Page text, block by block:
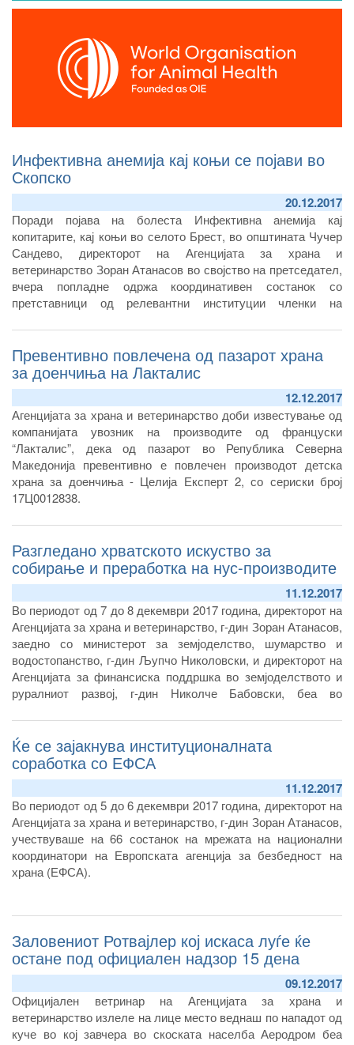
Инфективна анемија кај коњи се појави во
Скопско
20.12.2017
Поради појава на болеста Инфективна анемија кај
копитарите, кај коњи во селото Брест, во општината Чучер
Сандево, директорот на Агенцијата за храна и
ветеринарство Зоран Атанасов во својство на претседател,
вчера попладне одржа координативен состанок со
претставници од релевантни институции членки на
Превентивно повлечена од пазарот храна
за доенчиња на Лакталис
12.12.2017
Агенцијата за храна и ветеринарство доби известување од
компанијата увозник на производите од француски
“Лакталис”, дека од пазарот во Република Северна
Македонија превентивно е повлечен производот детска
храна за доeнчиња - Целија Експерт 2, со сериски број
17Ц0012838.
Разгледано хрватското искуство за
собирање и преработка на нус-производите
11.12.2017
Во периодот од 7 до 8 декември 2017 година, директорот на
Агенцијата за храна и ветеринарство, г-дин Зоран Атанасов,
заедно со министерот за земјоделство, шумарство и
водостопанство, г-дин Љупчо Николовски, и директорот на
Агенцијата за финансиска поддршка во земјоделството и
руралниот развој, г-дин Николче Бабовски, беа во
Ќе се зајакнува институционалната
соработка со ЕФСА
11.12.2017
Во периодот од 5 до 6 декември 2017 година, директорот на
Агенцијата за храна и ветеринарство, г-дин Зоран Атанасов,
учествуваше на 66 состанок на мрежата на национални
координатори на Европската агенција за безбедност на
храна (ЕФСА).
Заловениот Ротвајлер кој искаса луѓе ќе
остане под официален надзор 15 дена
09.12.2017
Официјален ветринар на Агенцијата за храна и
ветеринарство излеле на лице место веднаш по нападот од
куче во кој завчера во скоската населба Аеродром беа